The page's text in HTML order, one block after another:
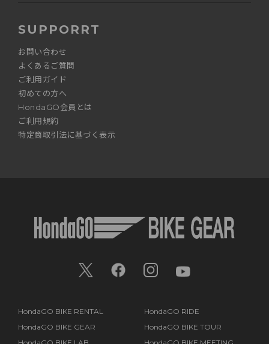
SUPPORRT
お問い合わせ
よくあるご質問
ご利用ガイド
初めての方へ
HondaGO会員とは
ご利用規約
特定商取引法に基づく表示
HondaGO BIKE RENTAL
HondaGO RIDE
HondaGO BIKE GEAR
HondaGO BIKE TOUR